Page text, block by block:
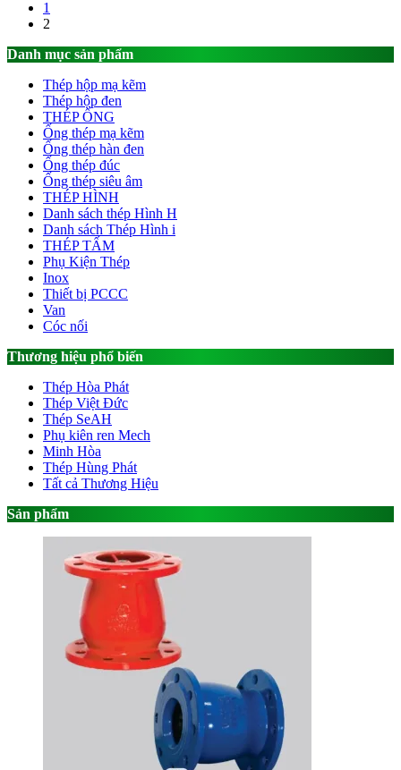
1
2
Danh mục sản phẩm
Thép hộp mạ kẽm
Thép hộp đen
THÉP ỐNG
Ống thép mạ kẽm
Ống thép hàn đen
Ống thép đúc
Ống thép siêu âm
THÉP HÌNH
Danh sách thép Hình H
Danh sách Thép Hình i
THÉP TẤM
Phụ Kiện Thép
Inox
Thiết bị PCCC
Van
Cóc nối
Thương hiệu phổ biến
Thép Hòa Phát
Thép Việt Đức
Thép SeAH
Phụ kiên ren Mech
Minh Hòa
Thép Hùng Phát
Tất cả Thương Hiệu
Sản phẩm